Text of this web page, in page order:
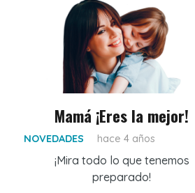
Mamá ¡Eres la mejor!
NOVEDADES hace 4 años
¡Mira todo lo que tenemos
preparado!